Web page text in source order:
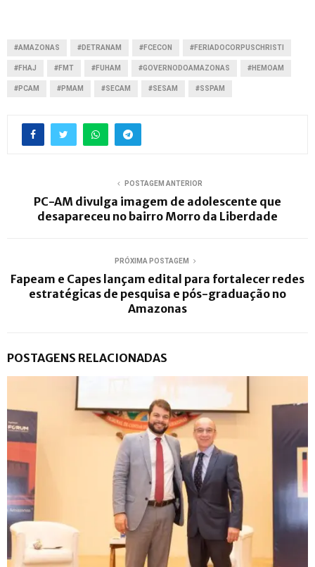
#AMAZONAS #DETRANAM #FCECON #FERIADOCORPUSCHRISTI
#FHAJ #FMT #FUHAM #GOVERNODOAMAZONAS #HEMOAM
#PCAM #PMAM #SECAM #SESAM #SSPAM
POSTAGEM ANTERIOR
PC-AM divulga imagem de adolescente que
desapareceu no bairro Morro da Liberdade
PRÓXIMA POSTAGEM
Fapeam e Capes lançam edital para fortalecer redes
estratégicas de pesquisa e pós-graduação no
Amazonas
POSTAGENS RELACIONADAS